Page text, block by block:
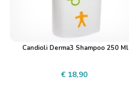
Candioli Derma3 Shampoo 250 Ml
€ 18,90